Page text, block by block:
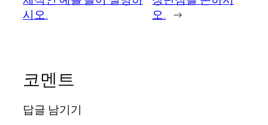
시오.
오. →
코멘트
답글 남기기